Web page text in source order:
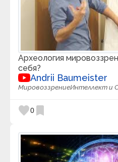
Археология
себя?
Andrii Baumeister
МировоззрениеИнтеллект и
favorite0 bookmark